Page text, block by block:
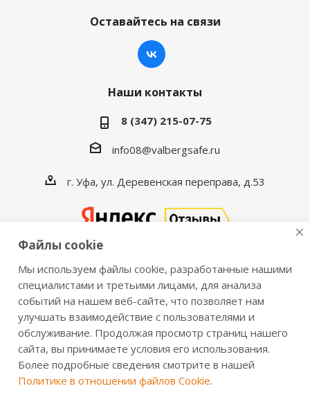
Оставайтесь на связи
Наши контакты
8 (347) 215-07-75
info08@valbergsafe.ru
г. Уфа, ул. Деревенская переправа, д.53
2016-2026 © VALBERGSAFE.RU — Интернет-магазин
сейфов Valberg и металлической мебели Практик.
Продажа сейфов для дома и офиса, металлических
шкафов, стеллажей, металлических дверей.
Информация о розничных ценах, технических
характеристиках, наличии на складе носит справочный
характер и не является публичной офертой,
Файлы cookie
Мы используем файлы cookie, разработанные нашими
специалистами и третьими лицами, для анализа
событий на нашем веб-сайте, что позволяет нам
улучшать взаимодействие с пользователями и
обслуживание. Продолжая просмотр страниц нашего
сайта, вы принимаете условия его использования.
Более подробные сведения смотрите в нашей
Политике в отношении файлов Cookie.